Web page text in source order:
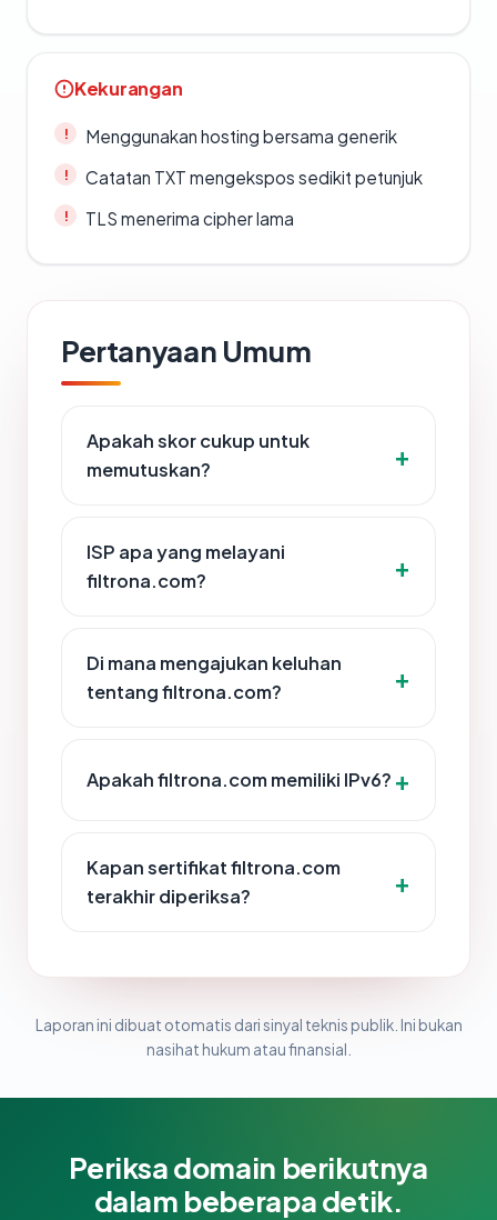
Kekurangan
Menggunakan hosting bersama generik
Catatan TXT mengekspos sedikit petunjuk
TLS menerima cipher lama
Pertanyaan Umum
Apakah skor cukup untuk
memutuskan?
ISP apa yang melayani
filtrona.com?
Di mana mengajukan keluhan
tentang filtrona.com?
Apakah filtrona.com memiliki IPv6?
Kapan sertifikat filtrona.com
terakhir diperiksa?
Laporan ini dibuat otomatis dari sinyal teknis publik. Ini bukan
nasihat hukum atau finansial.
Periksa domain berikutnya
dalam beberapa detik.